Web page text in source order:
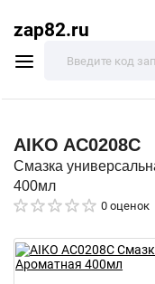
zap82.ru
AIKO AC0208C
Смазка
400мл
0 оценок